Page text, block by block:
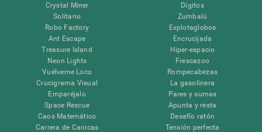
Crystal Miner
Solitario
Robo Factory
Ant Escape
Treasure Island
Neon Lights
Vuélveme Loco
Crucigrama Visual
Emparéjalo
Space Rescue
Caos Matemático
Carrera de Canicas
Dígitos
Zumbalú
Explotaglobos
Encrucijada
Hiper-espacio
Frescazoo
Rompecabezas
La gasolinera
Pares y sumas
Apunta y resta
Desafío ratón
Tensión perfecta